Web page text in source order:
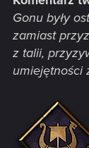
Gonu były
zamiast
z talii,
umiejętności